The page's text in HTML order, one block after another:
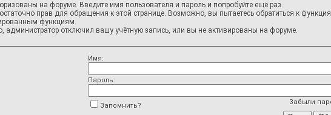
на форуме. Введите имя пользователя и пароль и попробуйте ещё раз.
прав для обращения к этой странице. Возможно, вы пытаетесь обратиться к
функциям.
администратор отключил вашу учётную запись, или вы не активированы на форуме.
Имя:
Пароль:
Забыли
Запомнить?